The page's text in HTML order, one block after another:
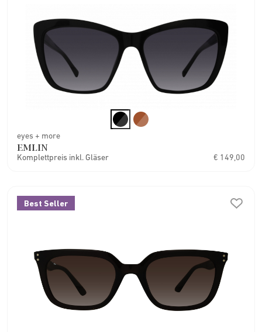
eyes + more
EMLIN
Komplettpreis inkl. Gläser € 149,00
Best Seller